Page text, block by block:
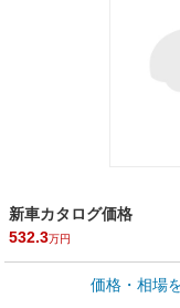
新車カタログ価格
532.3万円
車買取価格 *価格・相場